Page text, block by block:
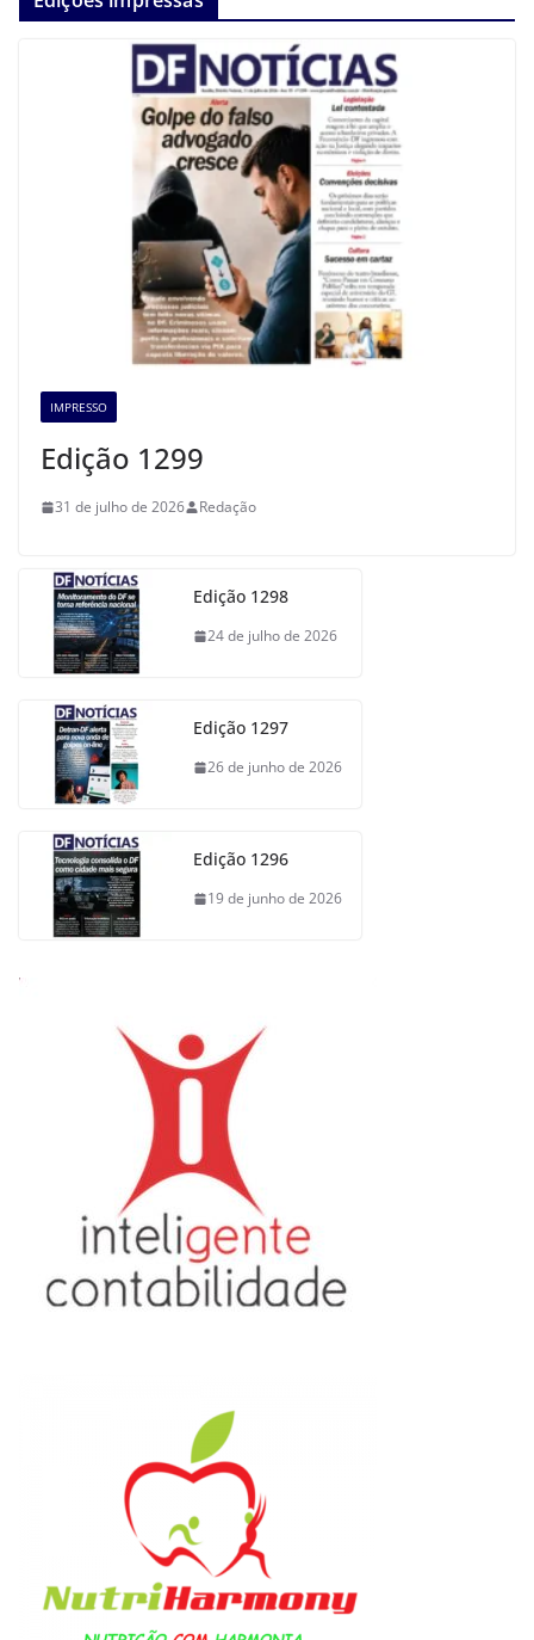
IMPRESSO
Edição 1299
31 de julho de 2026 Redação
Edição 1298
24 de julho de 2026
Edição 1297
26 de junho de 2026
Edição 1296
19 de junho de 2026